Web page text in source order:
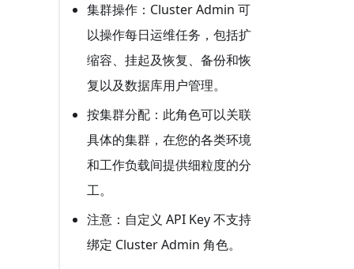
集群操作：Cluster Admin 可
以操作每日运维任务，包括扩
缩容、挂起及恢复、备份和恢
复以及数据库用户管理。
按集群分配：此角色可以关联
具体的集群，在您的各类环境
和工作负载间提供细粒度的分
工。
注意：自定义 API Key 不支持
绑定 Cluster Admin 角色。